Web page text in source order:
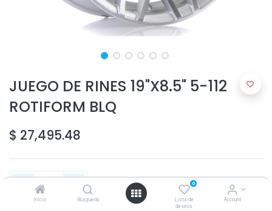
Inicio Búsqueda
0
Lista de
deseos
Account
JUEGO DE RINES 19"X8.5" 5-112
ROTIFORM BLQ
$ 27,495.48